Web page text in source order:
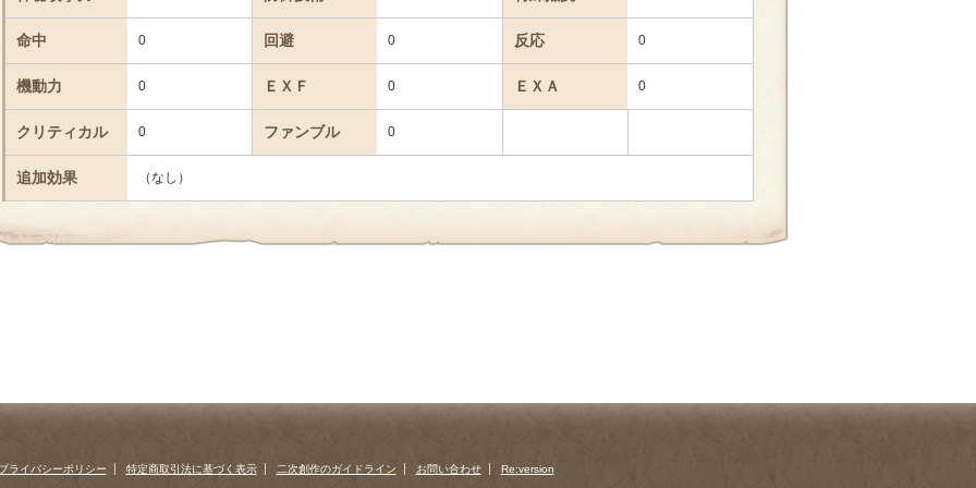
命中 0 回避 0 反応 0
機動力 0 ＥＸＦ 0 ＥＸＡ 0
クリティカル 0 ファンブル 0
追加効果 （なし）
ライバシーポリシー 特定商取引法に基づく表示 二次創作のガイドライン お問い合わせ Re:version